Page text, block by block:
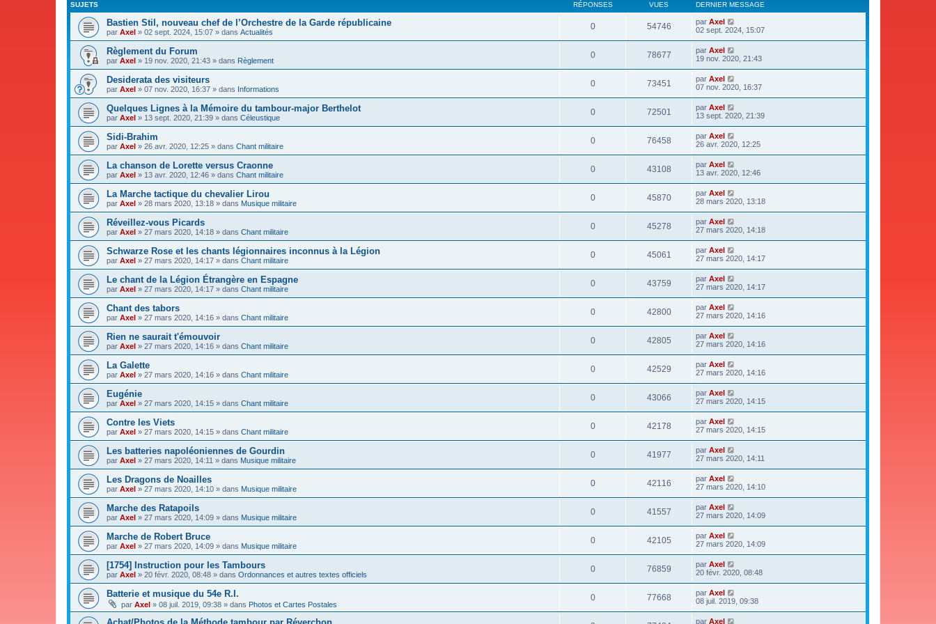
SUJETS RÉPONSES VUES DERNIER MESSAGE
Bastien Stil, nouveau chef de l’Orchestre de la Garde républicaine
par Axel » 02 sept. 2024, 15:07 » dans Actualités
0 54746 par Axel
02 sept. 2024, 15:07
Règlement du Forum
par Axel » 19 nov. 2020, 21:43 » dans Règlement
0 78677 par Axel
19 nov. 2020, 21:43
Desiderata des visiteurs
par Axel » 07 nov. 2020, 16:37 » dans Informations
0 73451 par Axel
07 nov. 2020, 16:37
Quelques Lignes à la Mémoire du tambour-major Berthelot
par Axel » 13 sept. 2020, 21:39 » dans Céleustique
0 72501 par Axel
13 sept. 2020, 21:39
Sidi-Brahim
par Axel » 26 avr. 2020, 12:25 » dans Chant militaire
0 76458 par Axel
26 avr. 2020, 12:25
La chanson de Lorette versus Craonne
par Axel » 13 avr. 2020, 12:46 » dans Chant militaire
0 43108 par Axel
13 avr. 2020, 12:46
La Marche tactique du chevalier Lirou
par Axel » 28 mars 2020, 13:18 » dans Musique militaire
0 45870 par Axel
28 mars 2020, 13:18
Réveillez-vous Picards
par Axel » 27 mars 2020, 14:18 » dans Chant militaire
0 45278 par Axel
27 mars 2020, 14:18
Schwarze Rose et les chants légionnaires inconnus à la Légion
par Axel » 27 mars 2020, 14:17 » dans Chant militaire
0 45061 par Axel
27 mars 2020, 14:17
Le chant de la Légion Étrangère en Espagne
par Axel » 27 mars 2020, 14:17 » dans Chant militaire
0 43759 par Axel
27 mars 2020, 14:17
Chant des tabors
par Axel » 27 mars 2020, 14:16 » dans Chant militaire
0 42800 par Axel
27 mars 2020, 14:16
Rien ne saurait t'émouvoir
par Axel » 27 mars 2020, 14:16 » dans Chant militaire
0 42805 par Axel
27 mars 2020, 14:16
La Galette
par Axel » 27 mars 2020, 14:16 » dans Chant militaire
0 42529 par Axel
27 mars 2020, 14:16
Eugénie
par Axel » 27 mars 2020, 14:15 » dans Chant militaire
0 43066 par Axel
27 mars 2020, 14:15
Contre les Viets
par Axel » 27 mars 2020, 14:15 » dans Chant militaire
0 42178 par Axel
27 mars 2020, 14:15
Les batteries napoléoniennes de Gourdin
par Axel » 27 mars 2020, 14:11 » dans Musique militaire
0 41977 par Axel
27 mars 2020, 14:11
Les Dragons de Noailles
par Axel » 27 mars 2020, 14:10 » dans Musique militaire
0 42116 par Axel
27 mars 2020, 14:10
Marche des Ratapoils
par Axel » 27 mars 2020, 14:09 » dans Musique militaire
0 41557 par Axel
27 mars 2020, 14:09
Marche de Robert Bruce
par Axel » 27 mars 2020, 14:09 » dans Musique militaire
0 42105 par Axel
27 mars 2020, 14:09
[1754] Instruction pour les Tambours
par Axel » 20 févr. 2020, 08:48 » dans Ordonnances et autres textes officiels
0 76859 par Axel
20 févr. 2020, 08:48
Batterie et musique du 54e R.I.
par Axel » 08 juil. 2019, 09:38 » dans Photos et Cartes Postales
0 77668 par Axel
08 juil. 2019, 09:38
par Axel